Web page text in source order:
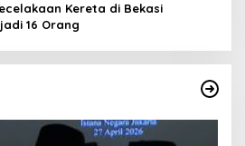
Kereta di Bekasi
16 Orang